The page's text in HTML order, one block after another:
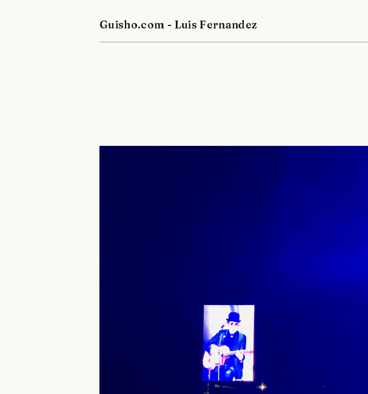
Guisho.com - Luis Fernandez